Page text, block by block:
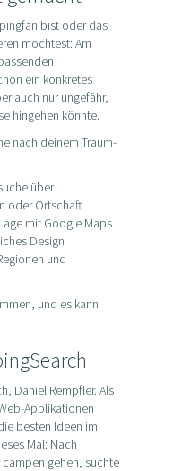
bist oder das
möchtest: Am
ein konkretes
auch nur ungefähr,
hingehen könnte.
nach deinem Traum-
über
oder Ortschaft
mit Google Maps
Design
und
und es kann
Daniel Rempfler. Als
Applikationen
besten Ideen im
Mal: Nach
gehen, suchte